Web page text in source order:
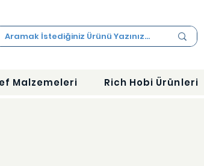
Malzemeleri Rich Hobi Ürünleri